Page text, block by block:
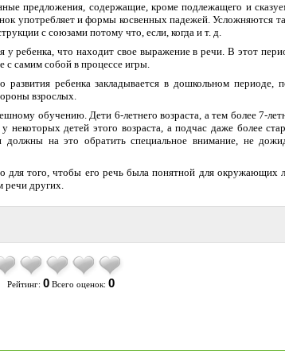
предложения, содержащие, кроме подлежащего и
употребляет и формы косвенных падежей. Усложняются
с союзами потому что, если, когда и т. д.
ребенка, что находит свое выражение в речи. В этот
с самим собой в процессе игры.
ребенка закладывается в дошкольном периоде,
взрослых.
обучению. Дети 6-летнего возраста, а тем более 7-
некоторых детей этого возраста, а подчас даже более
на это обратить специальное внимание, не
для того, чтобы его речь была понятной для окружающих
речи других.
Рейтинг: 0Всего оценок: 0